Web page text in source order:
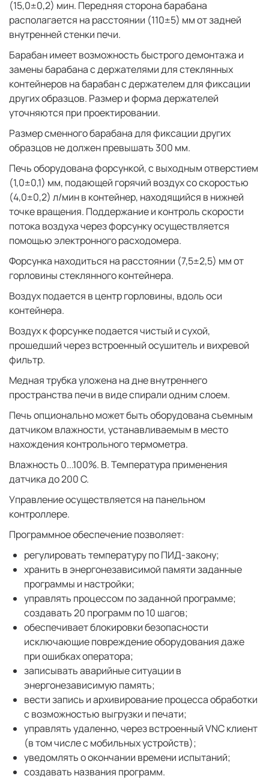
(15,0±0,2) мин. Передняя сторона барабана
располагается на расстоянии (110±5) мм от задней
внутренней стенки печи.
Барабан имеет возможность быстрого демонтажа и
замены барабана с держателями для стеклянных
контейнеров на барабан с держателем для фиксации
других образцов. Размер и форма держателей
уточняются при проектировании.
Размер сменного барабана для фиксации других
образцов не должен превышать 300 мм.
Печь оборудована форсункой, с выходным отверстием
(1,0±0,1) мм, подающей горячий воздух со скоростью
(4,0±0,2) л/мин в контейнер, находящийся в нижней
точке вращения. Поддержание и контроль скорости
потока воздуха через форсунку осуществляется
помощью электронного расходомера.
Форсунка находиться на расстоянии (7,5±2,5) мм от
горловины стеклянного контейнера.
Воздух подается в центр горловины, вдоль оси
контейнера.
Воздух к форсунке подается чистый и сухой,
прошедший через встроенный осушитель и вихревой
фильтр.
Медная трубка уложена на дне внутреннего
пространства печи в виде спирали одним слоем.
Печь опционально может быть оборудована съемным
датчиком влажности, устанавливаемым в место
нахождения контрольного термометра.
Влажность 0...100%. В. Температура применения
датчика до 200 C.
Управление осуществляется на панельном
контроллере.
Программное обеспечение позволяет:
регулировать температуру по ПИД-закону;
хранить в энергонезависимой памяти заданные
программы и настройки;
управлять процессом по заданной программе;
создавать 20 программ по 10 шагов;
обеспечивает блокировки безопасности
исключающие повреждение оборудования даже
при ошибках оператора;
записывать аварийные ситуации в
энергонезависимую память;
вести запись и архивирование процесса обработки
с возможностью выгрузки и печати;
управлять удаленно, через встроенный VNC клиент
(в том числе с мобильных устройств);
уведомлять о окончании времени испытаний;
создавать названия программ.